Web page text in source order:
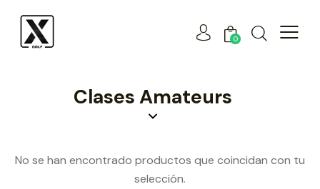
0
Clases Amateurs
No se han encontrado productos que coincidan con tu
selección.